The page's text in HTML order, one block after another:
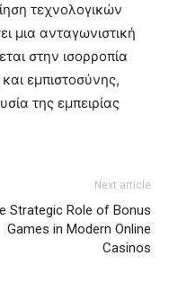
τεχνολογικών
μια ανταγωνιστική
στην ισορροπία
εμπιστοσύνης,
της εμπειρίας
Next article
Strategic Role of Bonus
Games in Modern Online
Casinos